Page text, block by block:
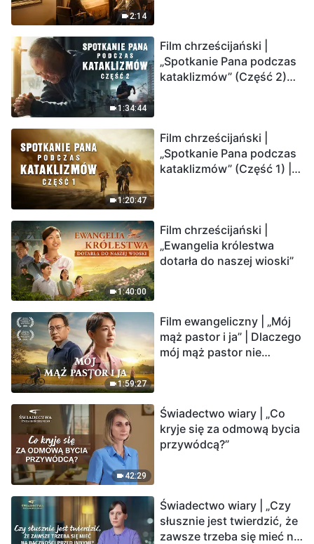
2:14
1:34:44
Film chrześcijański |
„Spotkanie Pana podczas
kataklizmów” (Część 2)
Ludzkość weszła w
odliczanie. Czy znalazłeś
już drogę ocalenia?
1:20:47
Film chrześcijański |
„Spotkanie Pana podczas
kataklizmów” (Część 1) |
1:40:00
Film chrześcijański |
„Ewangelia królestwa
dotarła do naszej wioski”
1:59:27
Film ewangeliczny | „Mój
mąż pastor i ja” | Dlaczego
mój mąż pastor nie
42:29
Świadectwo wiary | „Co
kryje się za odmową bycia
przywódcą?”
Świadectwo wiary | „Czy
słusznie jest twierdzić, że
zawsze trzeba się mieć na